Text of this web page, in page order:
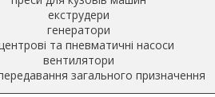
екструдери
генератори
та пневматичні насоси
вентилятори
загального призначення